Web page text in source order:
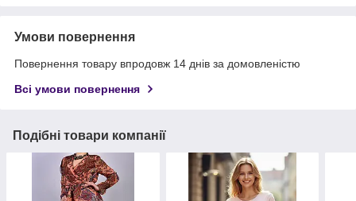
Умови повернення
Повернення товару впродовж 14 днів за домовленістю
Всі умови повернення
Подібні товари компанії